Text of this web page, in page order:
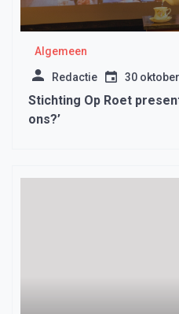
Algemeen
Redactie 30
Stichting Op Roet
ons?’